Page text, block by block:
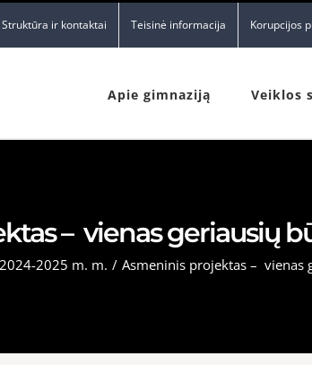
Struktūra ir kontaktai Teisinė informacija Korupcijos
Apie gimnaziją Veiklos
– vienas geriausių
2024-2025 m. m. / Asmeninis projektas – vienas